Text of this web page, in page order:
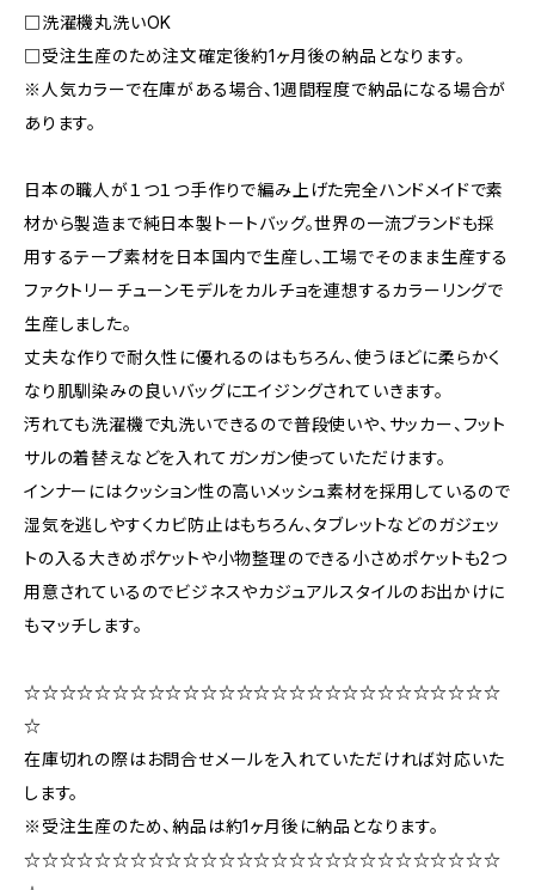
□洗濯機丸洗いOK
□受注生産のため注文確定後約1ヶ月後の納品となります。
※人気カラーで在庫がある場合、1週間程度で納品になる場合が
あります。
日本の職人が１つ１つ手作りで編み上げた完全ハンドメイドで素
材から製造まで純日本製トートバッグ。世界の一流ブランドも採
用するテープ素材を日本国内で生産し、工場でそのまま生産する
ファクトリーチューンモデルをカルチョを連想するカラーリングで
生産しました。
丈夫な作りで耐久性に優れるのはもちろん、使うほどに柔らかく
なり肌馴染みの良いバッグにエイジングされていきます。
汚れても洗濯機で丸洗いできるので普段使いや、サッカー、フット
サルの着替えなどを入れてガンガン使っていただけます。
インナーにはクッション性の高いメッシュ素材を採用しているので
湿気を逃しやすくカビ防止はもちろん、タブレットなどのガジェッ
トの入る大きめポケットや小物整理のできる小さめポケットも2つ
用意されているのでビジネスやカジュアルスタイルのお出かけに
もマッチします。
☆☆☆☆☆☆☆☆☆☆☆☆☆☆☆☆☆☆☆☆☆☆☆☆☆☆☆
☆
在庫切れの際はお問合せメールを入れていただければ対応いた
します。
※受注生産のため、納品は約1ヶ月後に納品となります。
☆☆☆☆☆☆☆☆☆☆☆☆☆☆☆☆☆☆☆☆☆☆☆☆☆☆☆